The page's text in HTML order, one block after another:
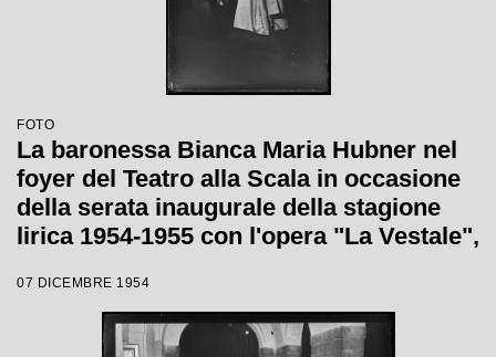
FOTO
La baronessa Bianca Maria Hubner nel
foyer del Teatro alla Scala in occasione
della serata inaugurale della stagione
lirica 1954-1955 con l'opera "La Vestale",
Votto, con la regia di Luchino Visconti
07 DICEMBRE 1954